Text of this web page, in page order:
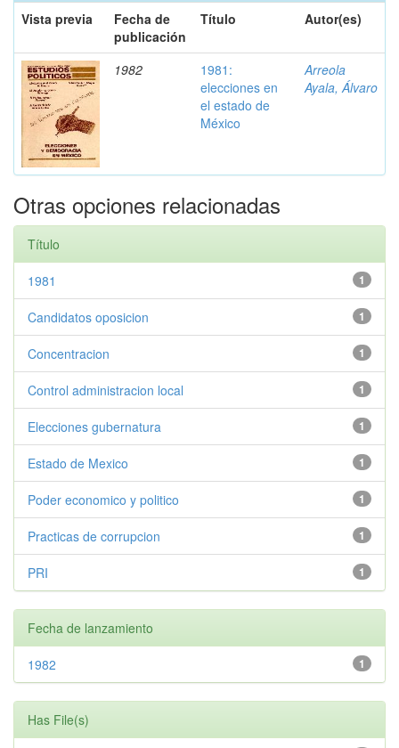
Vista previa
Fecha de
publicación
Título Autor(es)
1982
1981:
elecciones en
el estado de
México
Arreola
Ayala, Álvaro
Otras opciones relacionadas
Título
1
1981
1
Candidatos oposicion
1
Concentracion
1
Control administracion local
1
Elecciones gubernatura
1
Estado de Mexico
1
Poder economico y politico
1
Practicas de corrupcion
1
PRI
Fecha de lanzamiento
1
1982
Has File(s)